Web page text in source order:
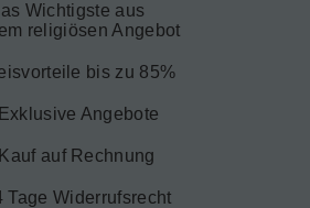
Wichtigste aus
religiösen Angebot
bis zu 85%
Exklusive Angebote
Kauf auf Rechnung
Tage Widerrufsrecht